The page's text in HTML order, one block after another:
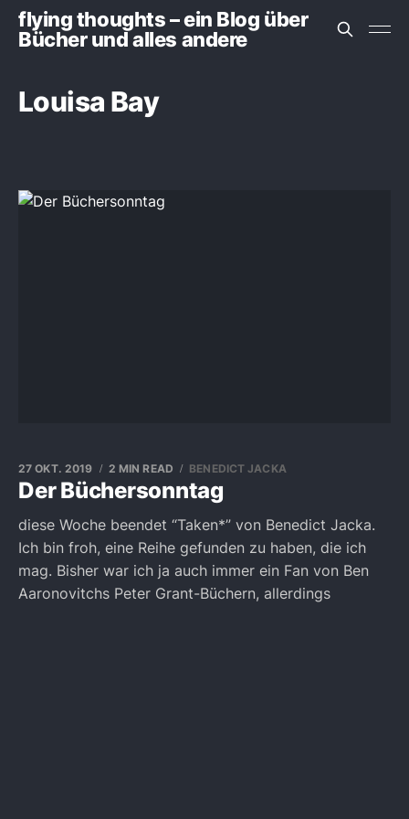
flying thoughts – ein Blog über
Bücher und alles andere
Louisa Bay
Der Büchersonntag
27 OKT. 2019 2 MIN READ BENEDICT JACKA
diese Woche beendet “Taken*” von Benedict Jacka.
Ich bin froh, eine Reihe gefunden zu haben, die ich
mag. Bisher war ich ja auch immer ein Fan von Ben
Aaronovitchs Peter Grant-Büchern, allerdings